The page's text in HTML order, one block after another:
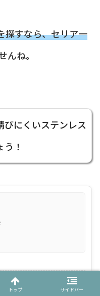
探すなら、セリア一
んね。
びにくいステンレス
！
サイトで見れます
トップ サイドバー